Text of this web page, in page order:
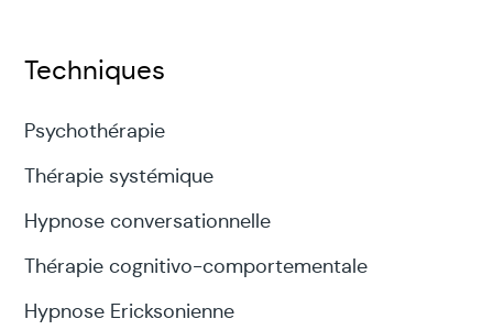
Techniques
Psychothérapie
Thérapie systémique
Hypnose conversationnelle
Thérapie cognitivo-comportementale
Hypnose Ericksonienne